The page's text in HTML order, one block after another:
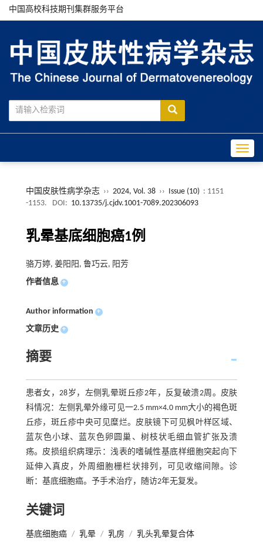
中国高校科技期刊集群服务平台
中国皮肤性病学杂志 ›› 2024, Vol. 38 ›› Issue (10) : 1151
-1153.
DOI: 10.13735/j.cjdv.1001-7089.202306093
乳晕基底细胞癌1例
骆万婷, 姜阳阳, 鲁巧云, 阳芳
作者信息 +
Author information +
文章历史 +
摘要
患者女，28岁，左侧乳晕斑丘疹2年，反复破溃2周。皮肤
科情况：左侧乳晕外缘可见一2.5 mm×4.0 mm大小的褐色斑
丘疹，斑丘疹中央可见糜烂。皮肤镜下可见枫叶样区域、
蓝灰色小球、蓝灰色卵圆巢、树枝状毛细血管扩张及溃
疡。皮损组织病理示：浅表的嗜碱性基底样细胞突起向下
延伸入真皮，外周细胞栅栏状排列，可见收缩间隙。诊
断：基底细胞癌。予手术治疗，随访2年无复发。
关键词
基底细胞癌 / 乳晕 / 乳房 / 乳头乳晕复合体